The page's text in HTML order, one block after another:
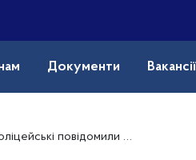
Документи Вакансії
підозру чоловіку у вчиненні тяжкого злочину